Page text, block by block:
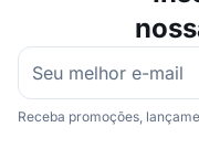
Receba promoções,